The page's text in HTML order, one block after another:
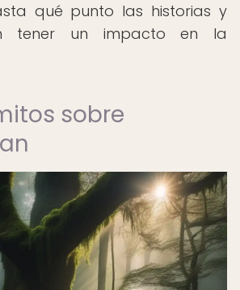
qué punto las historias y
tener un impacto en la
sobre